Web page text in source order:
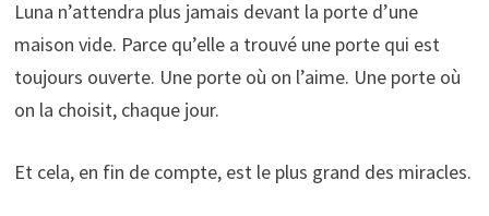
Luna n’attendra plus jamais devant la porte d’une
maison vide. Parce qu’elle a trouvé une porte qui est
toujours ouverte. Une porte où on l’aime. Une porte où
on la choisit, chaque jour.
Et cela, en fin de compte, est le plus grand des miracles.